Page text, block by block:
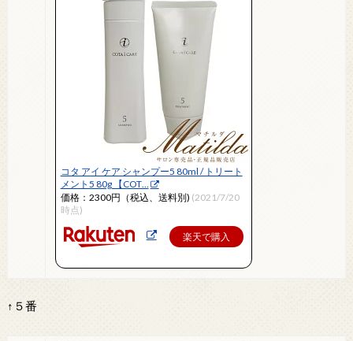
コタ アイ ケア シャンプー5 80ml / トリート
メント5 80g 【COT…
価格：2300円（税込、送料別) (2021/7/20
時点)
楽天で購入
↑５番